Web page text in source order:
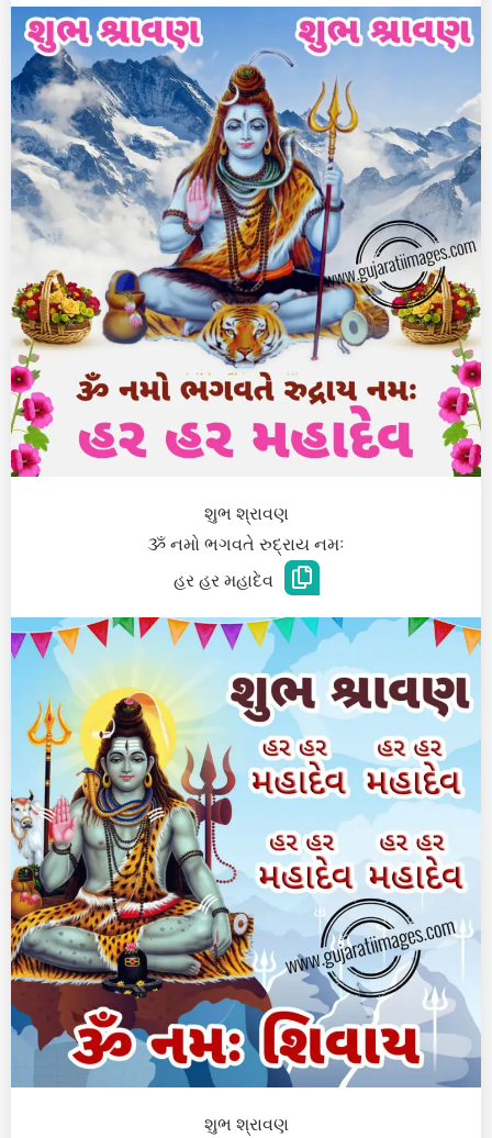
શુભ શ્રાવણ
ૐ નમો ભગવતે રુદ્રાય નમઃ
હર હર મહાદેવ
શુભ શ્રાવણ